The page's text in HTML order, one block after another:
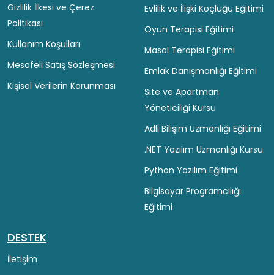
Gizlilik İlkesi ve Çerez
Politikası
Kullanım Koşulları
Mesafeli Satış Sözleşmesi
Kişisel Verilerin Korunması
Evlilik ve İlişki Koçluğu Eğitimi
Oyun Terapisi Eğitimi
Masal Terapisi Eğitimi
Emlak Danışmanlığı Eğitimi
Site ve Apartman
Yöneticiliği Kursu
Adli Bilişim Uzmanlığı Eğitimi
.NET Yazılım Uzmanlığı Kursu
Python Yazılım Eğitimi
Bilgisayar Programcılığı
Eğitimi
DESTEK
İletişim